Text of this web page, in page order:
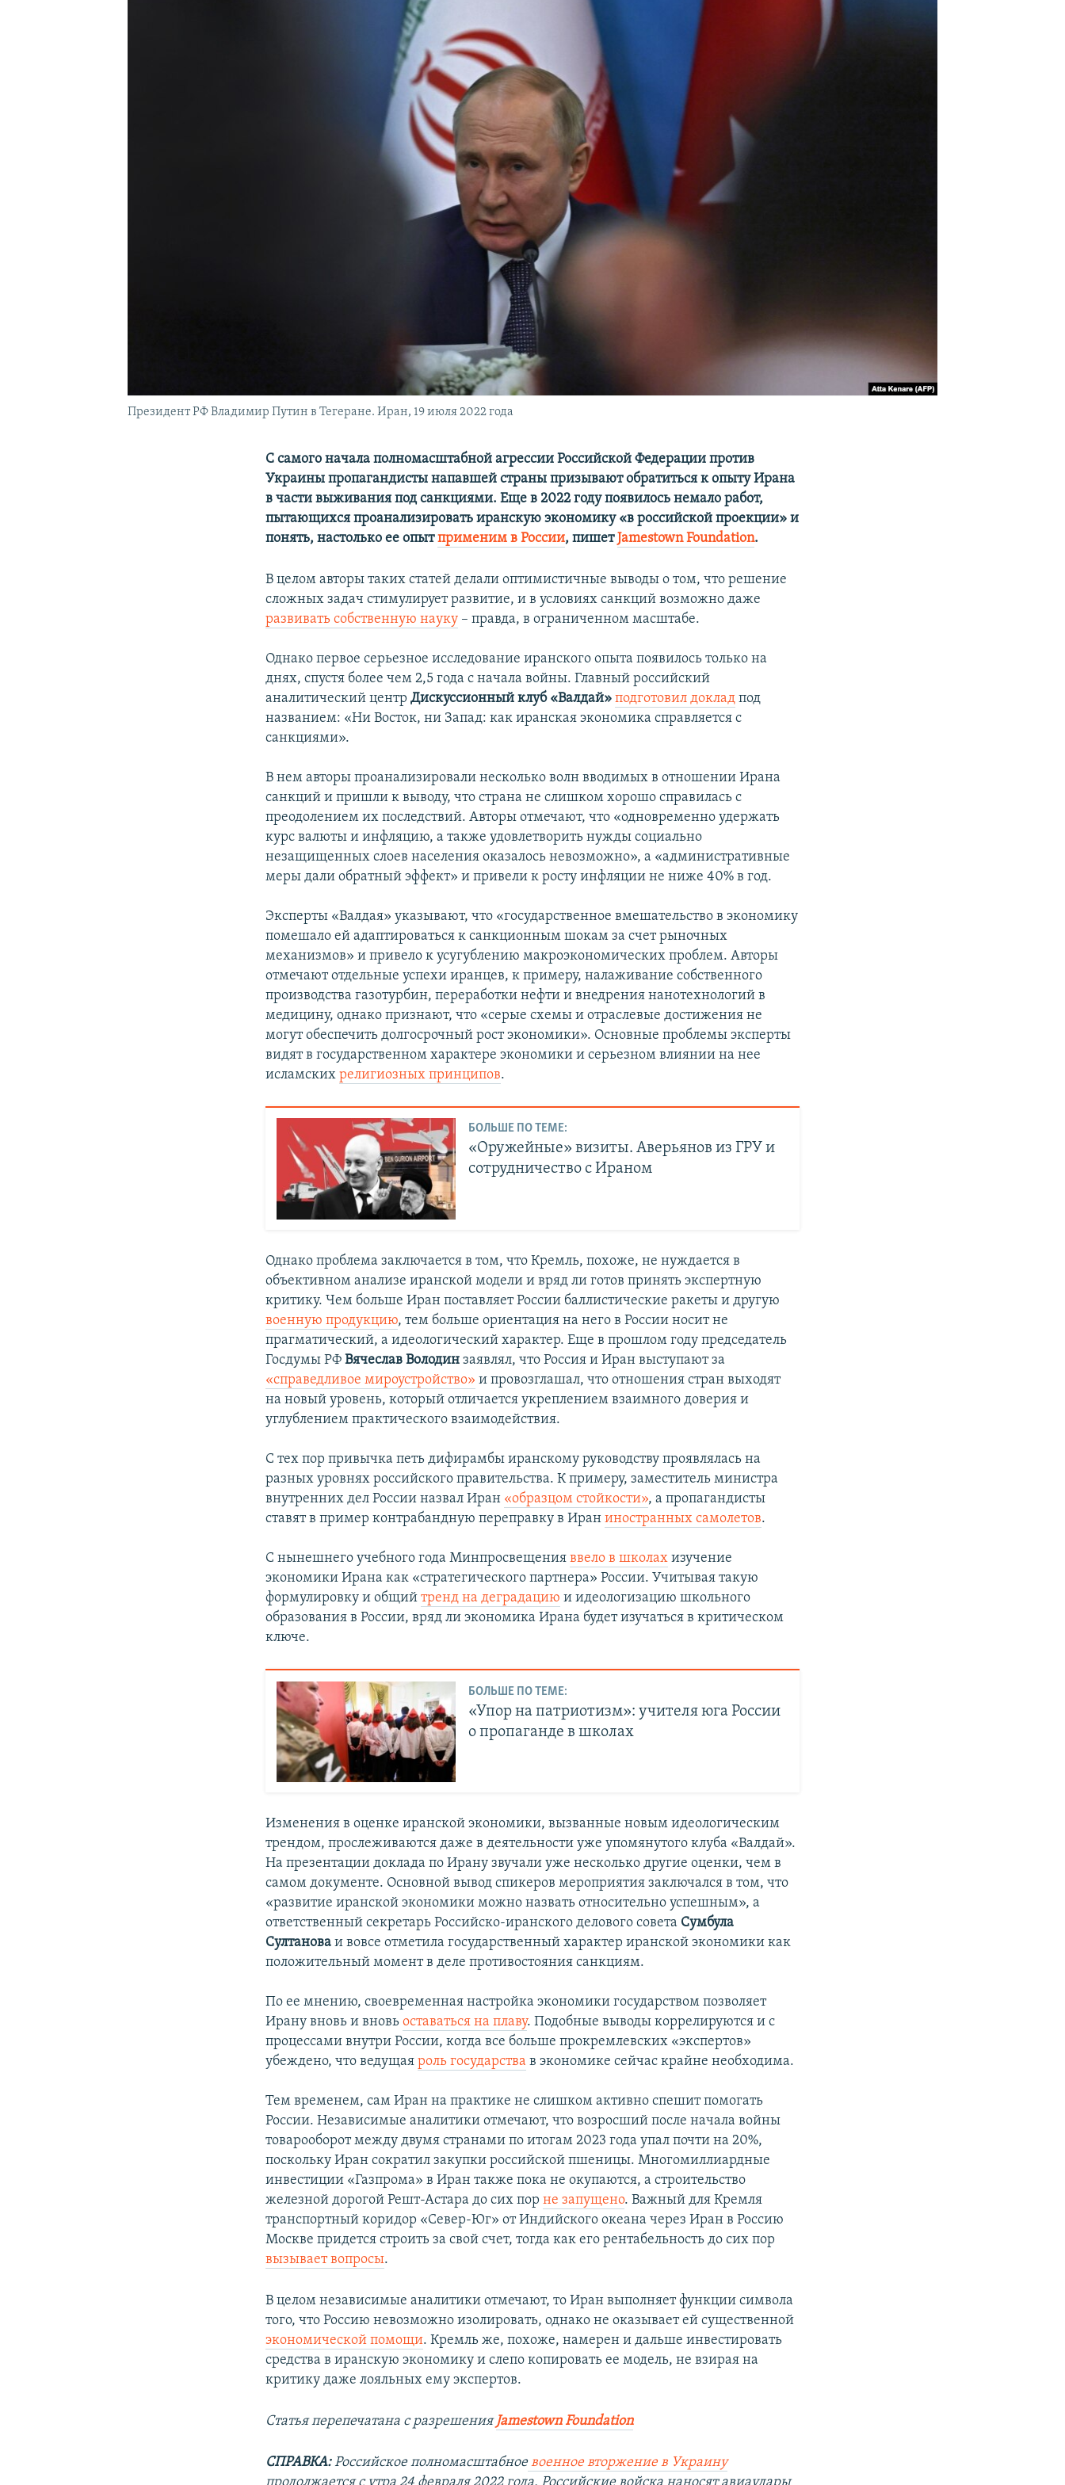
Президент РФ Владимир Путин в Тегеране. Иран, 19 июля 2022 года
С самого начала полномасштабной агрессии Российской Федерации против
Украины пропагандисты напавшей страны призывают обратиться к опыту Ирана
в части выживания под санкциями. Еще в 2022 году появилось немало работ,
пытающихся проанализировать иранскую экономику «в российской проекции» и
понять, настолько ее опытприменим в России, пишетJamestown Foundation.
В целом авторы таких статей делали оптимистичные выводы о том, что решение
сложных задач стимулирует развитие, и в условиях санкций возможно даже
развивать собственную науку – правда, в ограниченном масштабе.
Однако первое серьезное исследование иранского опыта появилось только на
днях, спустя более чем 2,5 года с начала войны. Главный российский
аналитический центрДискуссионный клуб «Валдай» подготовил доклад под
названием: «Ни Восток, ни Запад: как иранская экономика справляется с
санкциями».
В нем авторы проанализировали несколько волн вводимых в отношении Ирана
санкций и пришли к выводу, что страна не слишком хорошо справилась с
преодолением их последствий. Авторы отмечают, что «одновременно удержать
курс валюты и инфляцию, а также удовлетворить нужды социально
незащищенных слоев населения оказалось невозможно», а «административные
меры дали обратный эффект» и привели к росту инфляции не ниже 40% в год.
Эксперты «Валдая» указывают, что «государственное вмешательство в экономику
помешало ей адаптироваться к санкционным шокам за счет рыночных
механизмов» и привело к усугублению макроэкономических проблем. Авторы
отмечают отдельные успехи иранцев, к примеру, налаживание собственного
производства газотурбин, переработки нефти и внедрения нанотехнологий в
медицину, однако признают, что «серые схемы и отраслевые достижения не
могут обеспечить долгосрочный рост экономики». Основные проблемы эксперты
видят в государственном характере экономики и серьезном влиянии на нее
исламскихрелигиозных принципов.
БОЛЬШЕ ПО ТЕМЕ:
«Оружейные» визиты. Аверьянов из ГРУ и
сотрудничество с Ираном
Однако проблема заключается в том, что Кремль, похоже, не нуждается в
объективном анализе иранской модели и вряд ли готов принять экспертную
критику. Чем больше Иран поставляет России баллистические ракеты и другую
военную продукцию, тем больше ориентация на него в России носит не
прагматический, а идеологический характер. Еще в прошлом году председатель
Госдумы РФВячеслав Володин заявлял, что Россия и Иран выступают за
«справедливое мироустройство» и провозглашал, что отношения стран выходят
на новый уровень, который отличается укреплением взаимного доверия и
углублением практического взаимодействия.
С тех пор привычка петь дифирамбы иранскому руководству проявлялась на
разных уровнях российского правительства. К примеру, заместитель министра
внутренних дел России назвал Иран «образцом стойкости», а пропагандисты
ставят в пример контрабандную переправку в Ираниностранных самолетов.
С нынешнего учебного года Минпросвещенияввело в школах изучение
экономики Ирана как «стратегического партнера» России. Учитывая такую
формулировку и общийтренд на деградацию и идеологизацию школьного
образования в России, вряд ли экономика Ирана будет изучаться в критическом
ключе.
БОЛЬШЕ ПО ТЕМЕ:
«Упор на патриотизм»: учителя юга России
о пропаганде в школах
Изменения в оценке иранской экономики, вызванные новым идеологическим
трендом, прослеживаются даже в деятельности уже упомянутого клуба «Валдай».
На презентации доклада по Ирану звучали уже несколько другие оценки, чем в
самом документе. Основной вывод спикеров мероприятия заключался в том, что
«развитие иранской экономики можно назвать относительно успешным», а
ответственный секретарь Российско-иранского делового совета Сумбула
Султановаи вовсе отметила государственный характер иранской экономики как
положительный момент в деле противостояния санкциям.
По ее мнению, своевременная настройка экономики государством позволяет
Ирану вновь и вновьоставаться на плаву. Подобные выводы коррелируются и с
процессами внутри России, когда все больше прокремлевских «экспертов»
убеждено, что ведущаяроль государства в экономике сейчас крайне необходима.
Тем временем, сам Иран на практике не слишком активно спешит помогать
России. Независимые аналитики отмечают, что возросший после начала войны
товарооборот между двумя странами по итогам 2023 года упал почти на 20%,
поскольку Иран сократил закупки российской пшеницы. Многомиллиардные
инвестиции «Газпрома» в Иран также пока не окупаются, а строительство
железной дорогой Решт-Астара до сих порне запущено. Важный для Кремля
транспортный коридор «Север-Юг» от Индийского океана через Иран в Россию
Москве придется строить за свой счет, тогда как его рентабельность до сих пор
вызывает вопросы.
В целом независимые аналитики отмечают, то Иран выполняет функции символа
того, что Россию невозможно изолировать, однако не оказывает ей существенной
экономической помощи. Кремль же, похоже, намерен и дальше инвестировать
средства в иранскую экономику и слепо копировать ее модель, не взирая на
критику даже лояльных ему экспертов.
Статья перепечатана с разрешенияJamestown Foundation
СПРАВКА:Российское полномасштабноевоенное вторжение в Украину